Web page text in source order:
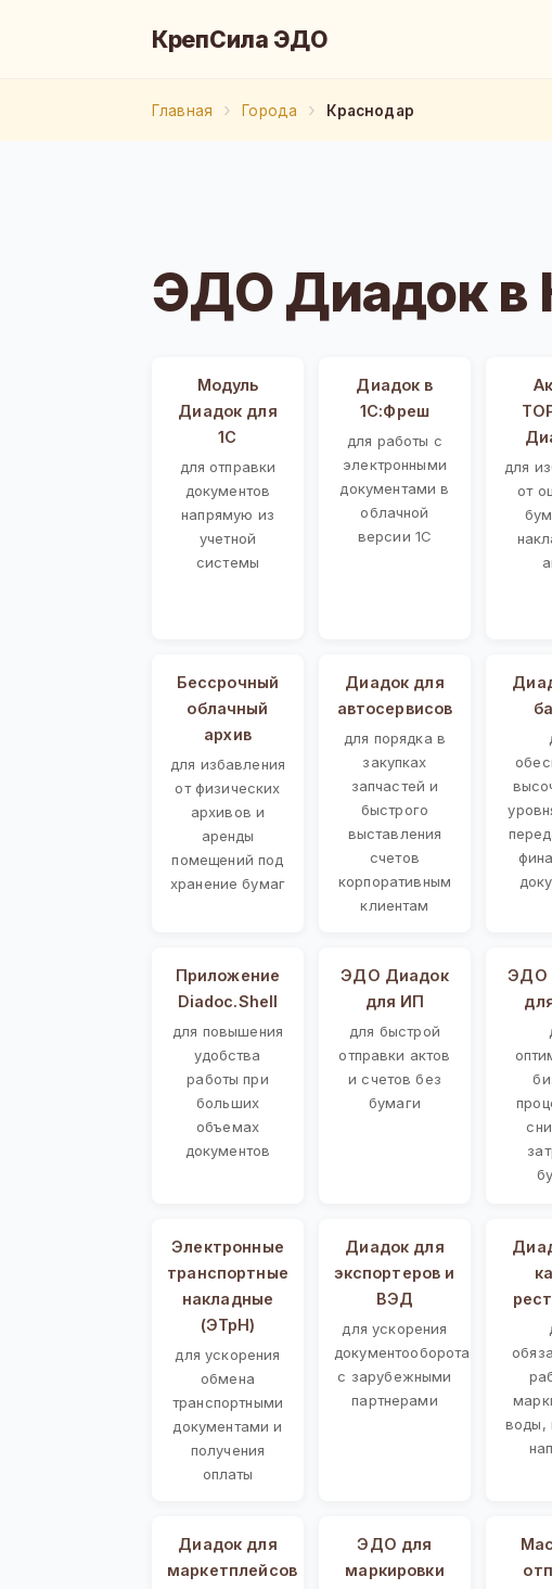
КрепСила ЭДО
Главная Города Краснодар
ЭДО Диадок в
Модуль
Диадок для
1С
для отправки
документов
напрямую из
учетной
системы
Диадок в
1С:Фреш
для работы с
электронными
документами в
облачной
версии 1С
для
от
Бессрочный
облачный
архив
для избавления
от физических
архивов и
аренды
помещений под
хранение бумаг
Диадок для
автосервисов
для порядка в
закупках
запчастей и
быстрого
выставления
счетов
корпоративным
клиентам
Приложение
Diadoc.Shell
для повышения
удобства
работы при
больших
объемах
документов
ЭДО Диадок
для ИП
для быстрой
отправки актов
и счетов без
бумаги
ЭДО
Электронные
транспортные
накладные
(ЭТрН)
для ускорения
обмена
транспортными
документами и
получения
оплаты
Диадок для
экспортеров и
ВЭД
для ускорения
документооборота
с зарубежными
партнерами
воды,
Диадок для
маркетплейсов
ЭДО для
маркировки